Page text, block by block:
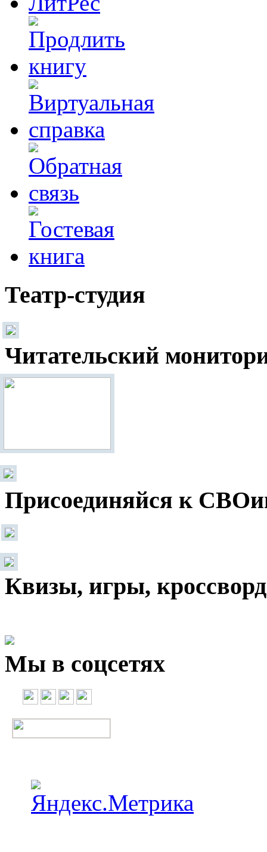
Театр-студия
Читательский
Присоединяйся к
Квизы, игры,
Мы в соцсетях